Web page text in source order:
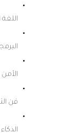
الأمن
فن